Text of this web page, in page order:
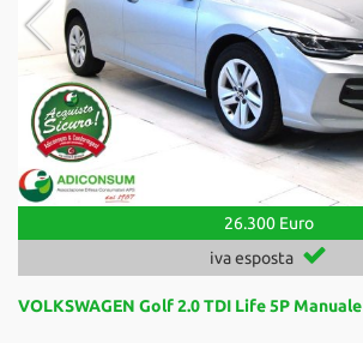
26.300 Euro
iva esposta
VOLKSWAGEN Golf 2.0 TDI Life 5P Manuale